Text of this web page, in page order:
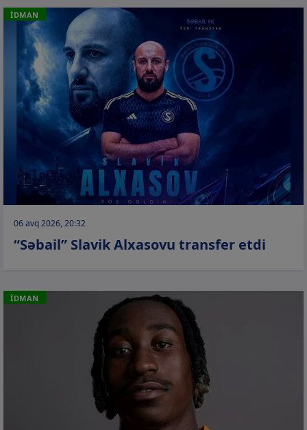
İDMAN
06 avq 2026, 20:32
“Səbail” Slavik Alxasovu transfer etdi
İDMAN